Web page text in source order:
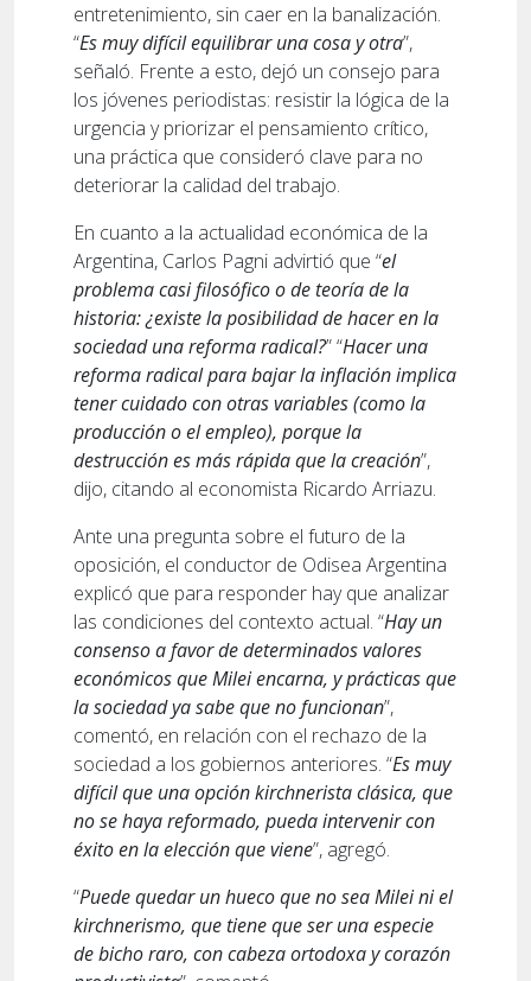
entretenimiento, sin caer en la banalización.
“Es muy difícil equilibrar una cosa y otra”,
señaló. Frente a esto, dejó un consejo para
los jóvenes periodistas: resistir la lógica de la
urgencia y priorizar el pensamiento crítico,
una práctica que consideró clave para no
deteriorar la calidad del trabajo.
En cuanto a la actualidad económica de la
Argentina, Carlos Pagni advirtió que “el
problema casi filosófico o de teoría de la
historia: ¿existe la posibilidad de hacer en la
sociedad una reforma radical?” “Hacer una
reforma radical para bajar la inflación implica
tener cuidado con otras variables (como la
producción o el empleo), porque la
destrucción es más rápida que la creación”,
dijo, citando al economista Ricardo Arriazu.
Ante una pregunta sobre el futuro de la
oposición, el conductor de Odisea Argentina
explicó que para responder hay que analizar
las condiciones del contexto actual. “Hay un
consenso a favor de determinados valores
económicos que Milei encarna, y prácticas que
la sociedad ya sabe que no funcionan”,
comentó, en relación con el rechazo de la
sociedad a los gobiernos anteriores. “Es muy
difícil que una opción kirchnerista clásica, que
no se haya reformado, pueda intervenir con
éxito en la elección que viene”, agregó.
“Puede quedar un hueco que no sea Milei ni el
kirchnerismo, que tiene que ser una especie
de bicho raro, con cabeza ortodoxa y corazón